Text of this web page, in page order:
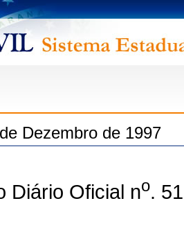
Dezembro de 1997
Diário Oficial no.